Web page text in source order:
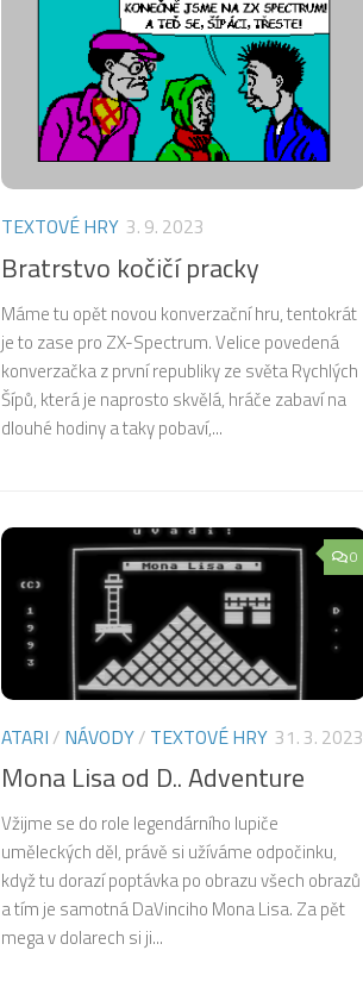
TEXTOVÉ HRY 3. 9. 2023
Bratrstvo kočičí pracky
Máme tu opět novou konverzační hru, tentokrát
je to zase pro ZX-Spectrum. Velice povedená
konverzačka z první republiky ze světa Rychlých
Šípů, která je naprosto skvělá, hráče zabaví na
dlouhé hodiny a taky pobaví,...
0
ATARI / NÁVODY/ TEXTOVÉ HRY 31. 3. 2023
Mona Lisa od D.. Adventure
Vžijme se do role legendárního lupiče
uměleckých děl, právě si užíváme odpočinku,
když tu dorazí poptávka po obrazu všech obrazů
a tím je samotná DaVinciho Mona Lisa. Za pět
mega v dolarech si ji...